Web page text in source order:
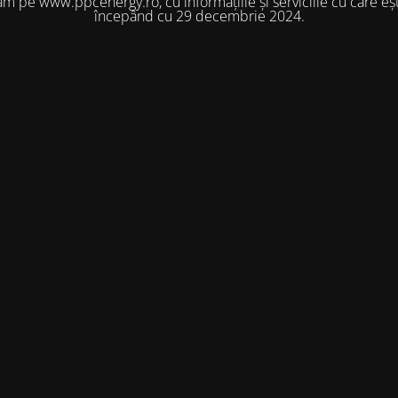
începând cu 29 decembrie 2024.